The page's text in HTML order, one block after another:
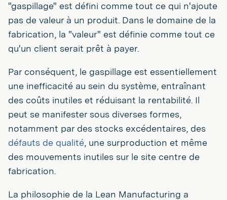
"gaspillage" est défini comme tout ce qui n'ajoute
pas de valeur à un produit. Dans le domaine de la
fabrication, la "valeur" est définie comme tout ce
qu'un client serait prêt à payer.
Par conséquent, le gaspillage est essentiellement
une inefficacité au sein du système, entraînant
des coûts inutiles et réduisant la rentabilité. Il
peut se manifester sous diverses formes,
notamment par des stocks excédentaires, des
défauts de qualité, une surproduction et même
des mouvements inutiles sur le site centre de
fabrication.
La philosophie de la Lean Manufacturing a